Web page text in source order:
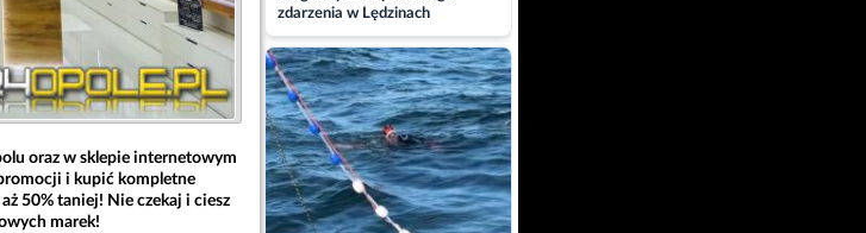
oraz w sklepie internetowym
i kupić kompletne
50% taniej! Nie czekaj i ciesz
marek!
zdarzenia w Lędzinach